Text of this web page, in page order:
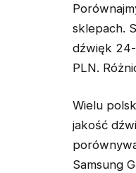
sklepach.
dźwięk
PLN.
Wielu
jakość
Samsung